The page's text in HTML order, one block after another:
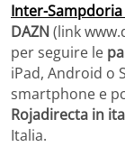
Inter-Sampdoria
DAZN(link
per seguire le
iPad, Android o
smartphone e
Rojadirecta in
Italia.